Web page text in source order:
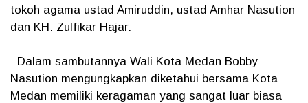
tokoh agama ustad Amiruddin, ustad Amhar Nasution
dan KH. Zulfikar Hajar.
Dalam sambutannya Wali Kota Medan Bobby
Nasution mengungkapkan diketahui bersama Kota
Medan memiliki keragaman yang sangat luar biasa